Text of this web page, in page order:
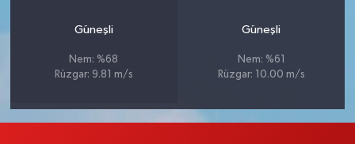
Güneşli
Nem: %68
Rüzgar: 9.81 m/s
Güneşli
Nem: %61
Rüzgar: 10.00 m/s